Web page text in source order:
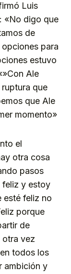
Luis
«No digo que
de
para
estuvo
Ale
que
que Ale
momento»
el
otra cosa
pasos
feliz y estoy
esté feliz no
porque
de
otra vez
todos los
ambición y